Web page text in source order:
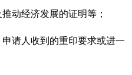
动经济发展的证明等；
请人收到的重印要求或进一